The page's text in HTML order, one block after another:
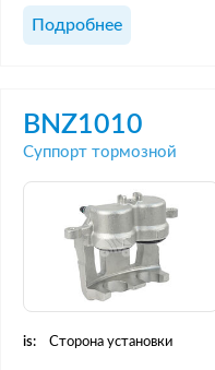
Подробнее
BNZ1010
Суппорт тормозной
is: Сторона установки